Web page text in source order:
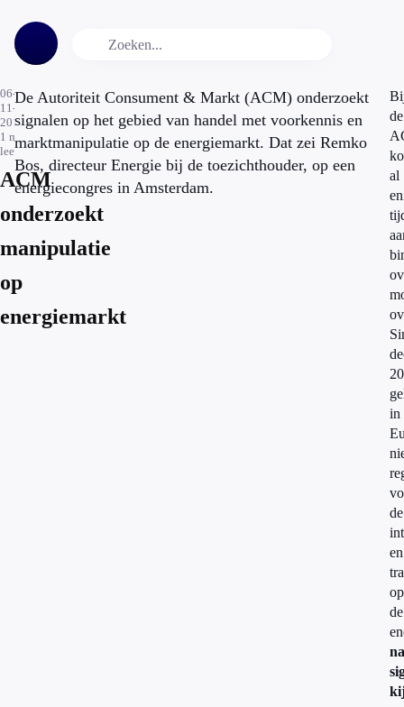
06-
11-
2014
1 min.
leestijd
ACM
onderzoekt
manipulatie
op
energiemarkt
De Autoriteit Consument & Markt (ACM) onderzoekt
signalen op het gebied van handel met voorkennis en
marktmanipulatie op de energiemarkt. Dat zei Remko
Bos, directeur Energie bij de toezichthouder, op een
energiecongres in Amsterdam.
de
al
in
de
en
op
de